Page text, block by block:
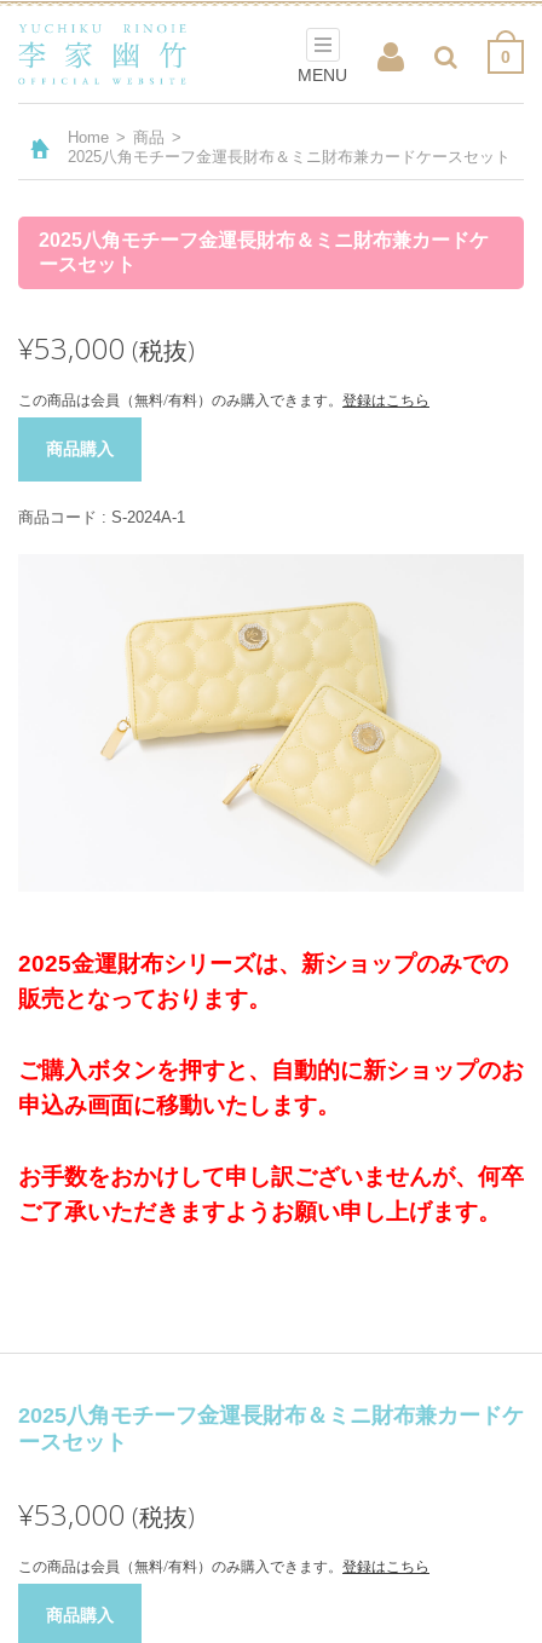
0
MENU
Home > 商品 >
2025八角モチーフ金運長財布＆ミニ財布兼カードケースセット
2025八角モチーフ金運長財布＆ミニ財布兼カードケ
ースセット
¥53,000 (税抜)
この商品は会員（無料/有料）のみ購入できます。 登録はこちら
商品購入
商品コード : S-2024A-1
2025金運財布シリーズは、新ショップのみでの
販売となっております。
ご購入ボタンを押すと、自動的に新ショップのお
申込み画面に移動いたします。
お手数をおかけして申し訳ございませんが、何卒
ご了承いただきますようお願い申し上げます。
2025八角モチーフ金運長財布＆ミニ財布兼カードケ
ースセット
¥53,000 (税抜)
この商品は会員（無料/有料）のみ購入できます。 登録はこちら
商品購入